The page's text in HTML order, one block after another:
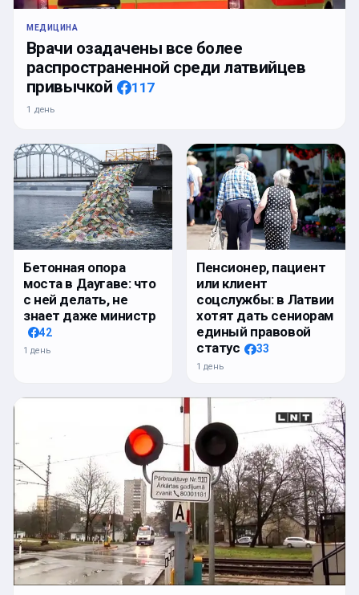
МЕДИЦИНА
Врачи озадачены все более
распространенной среди латвийцев
привычкой
117
1 день
Бетонная опора
моста в Даугаве: что
с ней делать, не
знает даже министр
42
1 день
Пенсионер, пациент
или клиент
соцслужбы: в Латвии
хотят дать сениорам
единый правовой
статус
33
1 день